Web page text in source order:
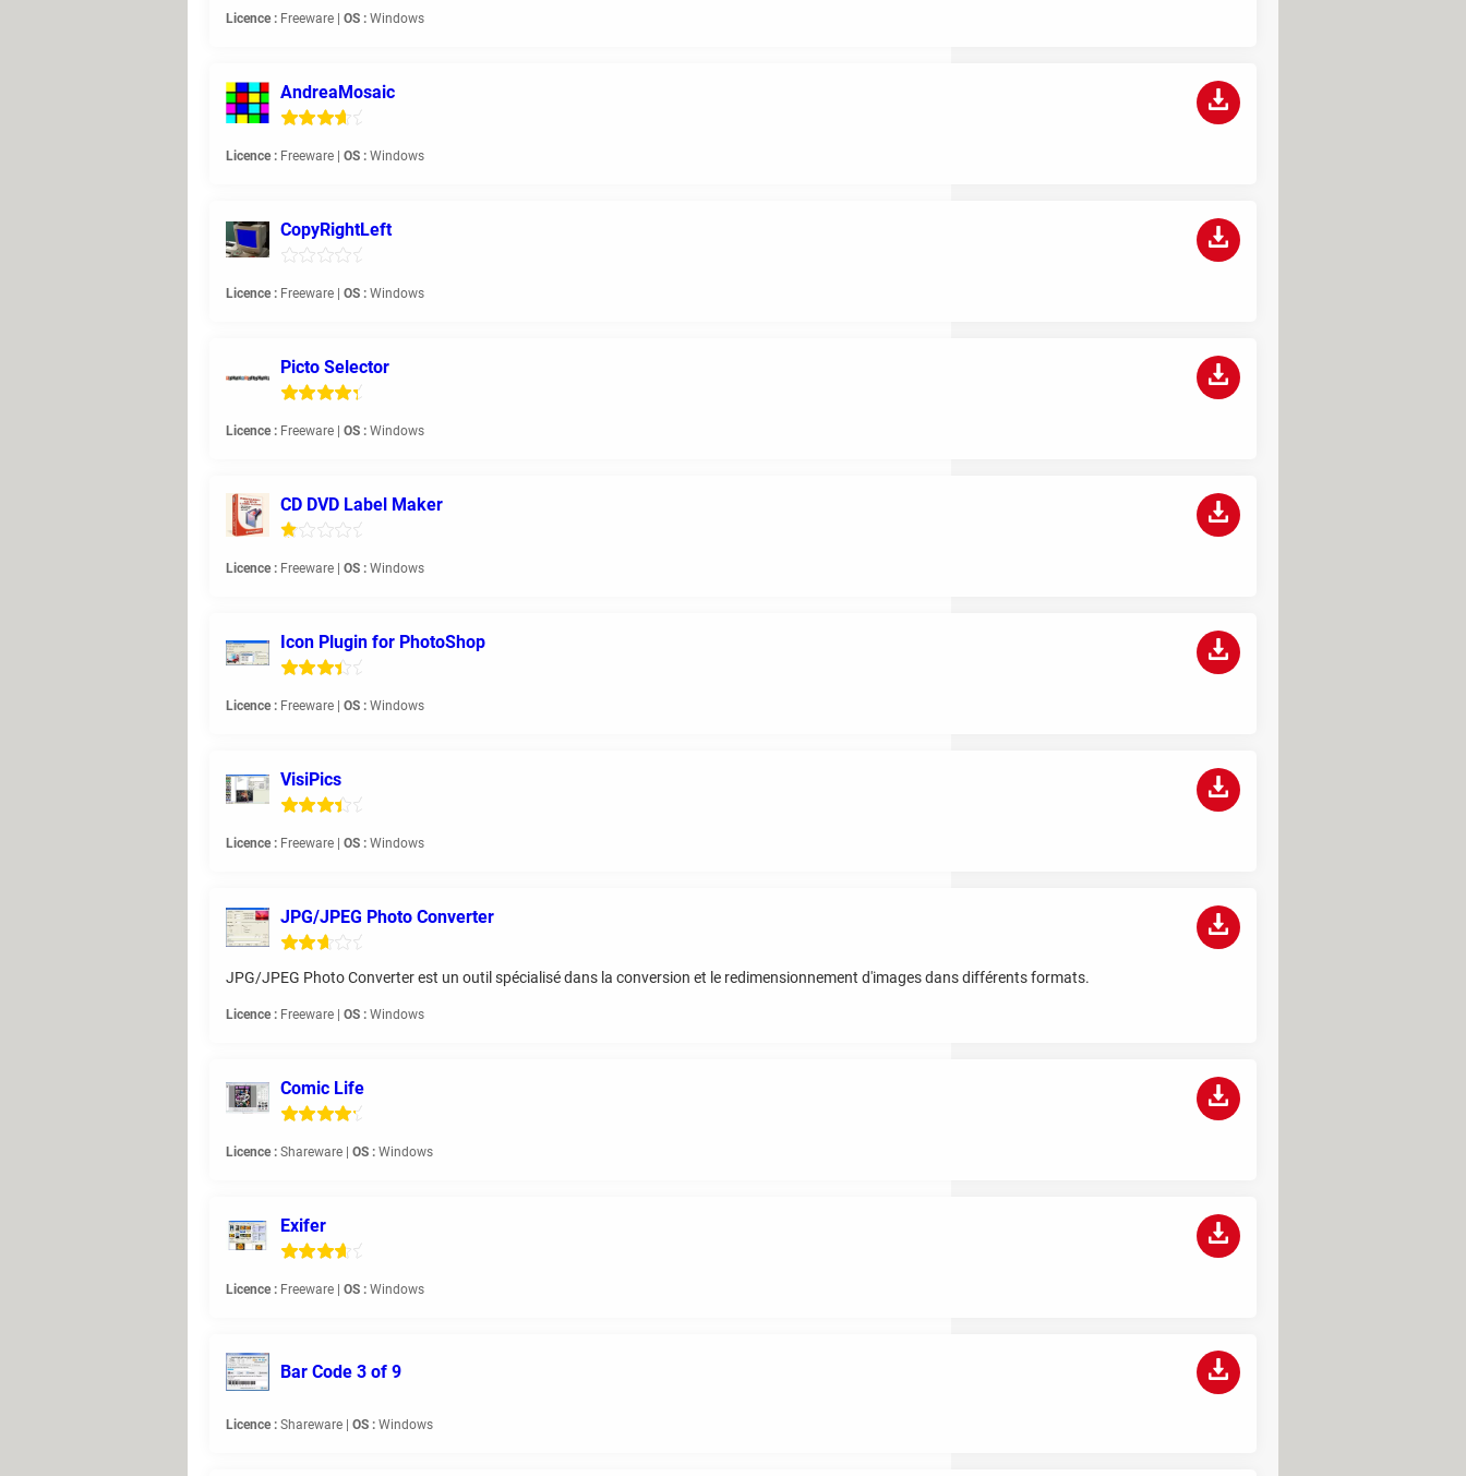
Licence : Freeware | OS : Windows
AndreaMosaic
Licence : Freeware | OS : Windows
CopyRightLeft
Licence : Freeware | OS : Windows
Picto Selector
Licence : Freeware | OS : Windows
CD DVD Label Maker
Licence : Freeware | OS : Windows
Icon Plugin for PhotoShop
Licence : Freeware | OS : Windows
VisiPics
Licence : Freeware | OS : Windows
JPG/JPEG Photo Converter
JPG/JPEG Photo Converter est un outil spécialisé dans la conversion et le redimensionnement d'images dans différents formats.
Licence : Freeware | OS : Windows
Comic Life
Licence : Shareware | OS : Windows
Exifer
Licence : Freeware | OS : Windows
Bar Code 3 of 9
Licence : Shareware | OS : Windows